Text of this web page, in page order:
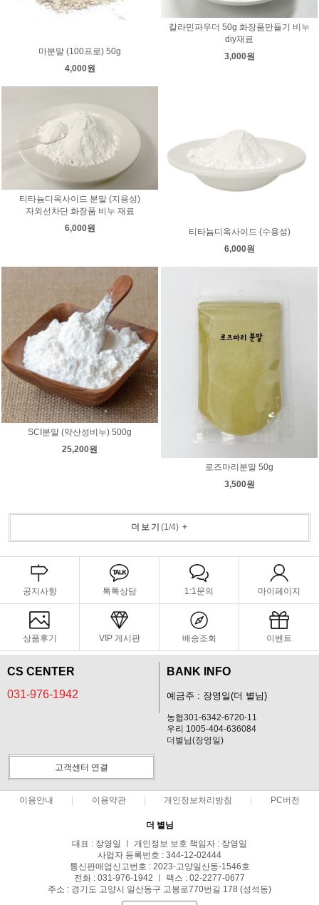
마분말 (100프로) 50g
4,000원
칼라민파우더 50g 화장품만들기 비누
diy재료
3,000원
티타늄디옥사이드 분말 (지용성)
자외선차단 화장품 비누 재료
6,000원
티타늄디옥사이드 (수용성)
6,000원
SCI분말 (약산성비누) 500g
25,200원
로즈마리분말 50g
3,500원
더보기 (1/4)+
공지사항 톡톡상담 1:1문의 마이페이지
상품후기 VIP 게시판 배송조회 이벤트
CS CENTER
031-976-1942
BANK INFO
예금주 : 장영일(더 별님)
농협301-6342-6720-11
우리 1005-404-636084
더별님(장영일)
고객센터 연결
이용안내 이용약관 개인정보처리방침 PC버전
더 별님
대표 : 장영일 ㅣ 개인정보 보호 책임자 : 장영일
사업자 등록번호 : 344-12-02444
통신판매업신고번호 : 2023-고양일산동-1546호
전화 : 031-976-1942 ㅣ 팩스 : 02-2277-0677
주소 : 경기도 고양시 일산동구 고봉로770번길 178 (성석동)